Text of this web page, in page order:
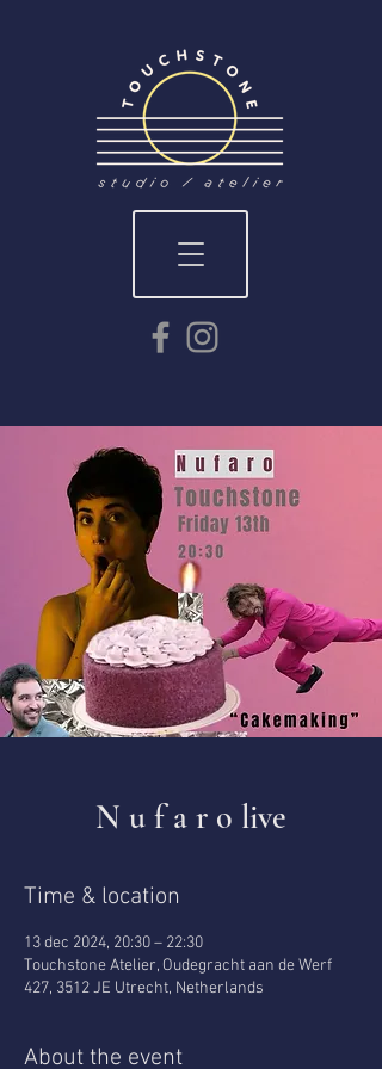
N u f a r o live
Time & location
13 dec 2024, 20:30 – 22:30
Touchstone Atelier, Oudegracht aan de Werf
427, 3512 JE Utrecht, Netherlands
About the event